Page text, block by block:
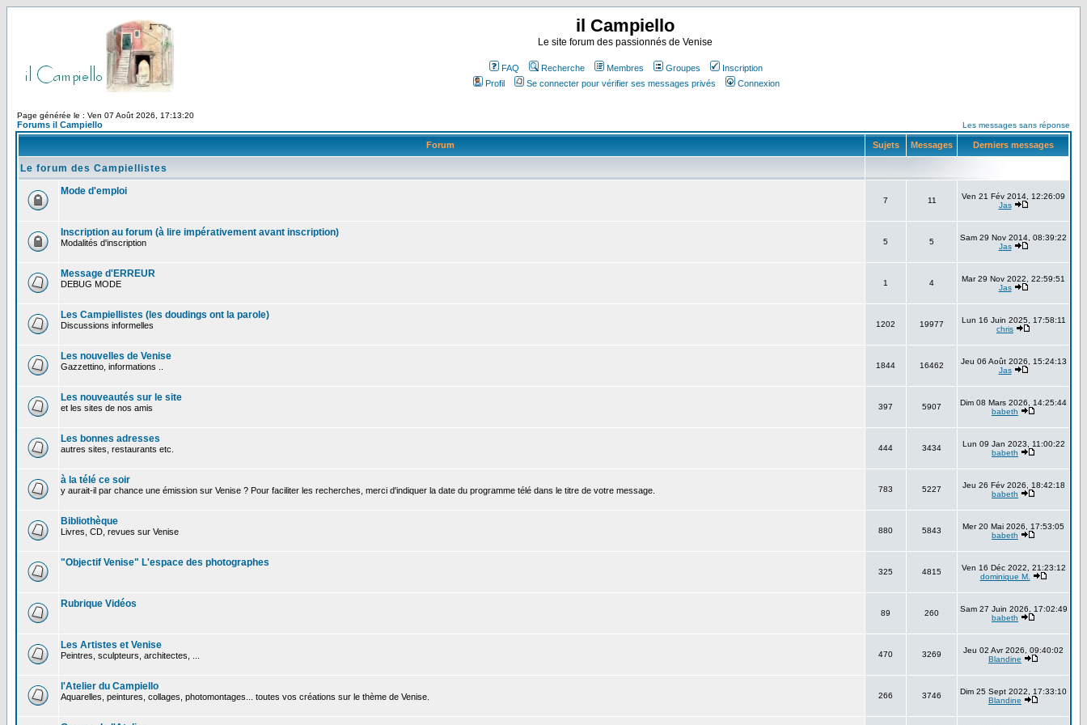
il Campiello
Le site forum des passionnés de Venise
FAQ Recherche Membres Groupes
Inscription
Profil
Se connecter pour vérifier ses messages privés Connexion
Page générée le : Ven 07 Août 2026, 17:13:20
Forums il Campiello Les messages sans réponse
Forum Sujets Messages Derniers messages
Le forum des Campiellistes
Mode d'emploi
7 11
Ven 21 Fév 2014, 12:26:09
Jas
Inscription au forum (à lire impérativement avant inscription)
Modalités d'inscription 5 5
Sam 29 Nov 2014, 08:39:22
Jas
Message d'ERREUR
DEBUG MODE 1 4
Mar 29 Nov 2022, 22:59:51
Jas
Les Campiellistes (les doudings ont la parole)
Discussions informelles 1202 19977
Lun 16 Juin 2025, 17:58:11
chris
Les nouvelles de Venise
Gazzettino, informations .. 1844 16462
Jeu 06 Août 2026, 15:24:13
Jas
Les nouveautés sur le site
et les sites de nos amis 397 5907
Dim 08 Mars 2026, 14:25:44
babeth
Les bonnes adresses
autres sites, restaurants etc. 444 3434
Lun 09 Jan 2023, 11:00:22
babeth
à la télé ce soir
y aurait-il par chance une émission sur Venise ? Pour faciliter les recherches, merci d'indiquer la date du programme télé dans le titre de votre message. 783 5227
Jeu 26 Fév 2026, 18:42:18
babeth
Bibliothèque
Livres, CD, revues sur Venise 880 5843
Mer 20 Mai 2026, 17:53:05
babeth
"Objectif Venise" L'espace des photographes
325 4815
Ven 16 Déc 2022, 21:23:12
dominique M.
Rubrique Vidéos
89 260
Sam 27 Juin 2026, 17:02:49
babeth
Les Artistes et Venise
Peintres, sculpteurs, architectes, ... 470 3269
Jeu 02 Avr 2026, 09:40:02
Blandine
l'Atelier du Campiello
Aquarelles, peintures, collages, photomontages... toutes vos créations sur le thème de Venise. 266 3746
Dim 25 Sept 2022, 17:33:10
Blandine